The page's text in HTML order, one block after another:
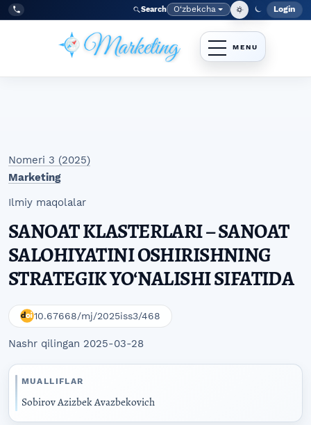
Skip to main navigation menu
Skip to main content
Skip to site footer
Tel:
+998977838464 Search Language
O‘zbekcha Login
Nomeri 3 (2025)
Marketing
Ilmiy maqolalar
SANOAT KLASTERLARI – SANOAT
SALOHIYATINI OSHIRISHNING
STRATEGIK YOʻNALISHI SIFATIDA
10.67668/mj/2025iss3/468
Nashr qilingan 2025-03-28
MUALLIFLAR
Sobirov Azizbek Avazbekovich